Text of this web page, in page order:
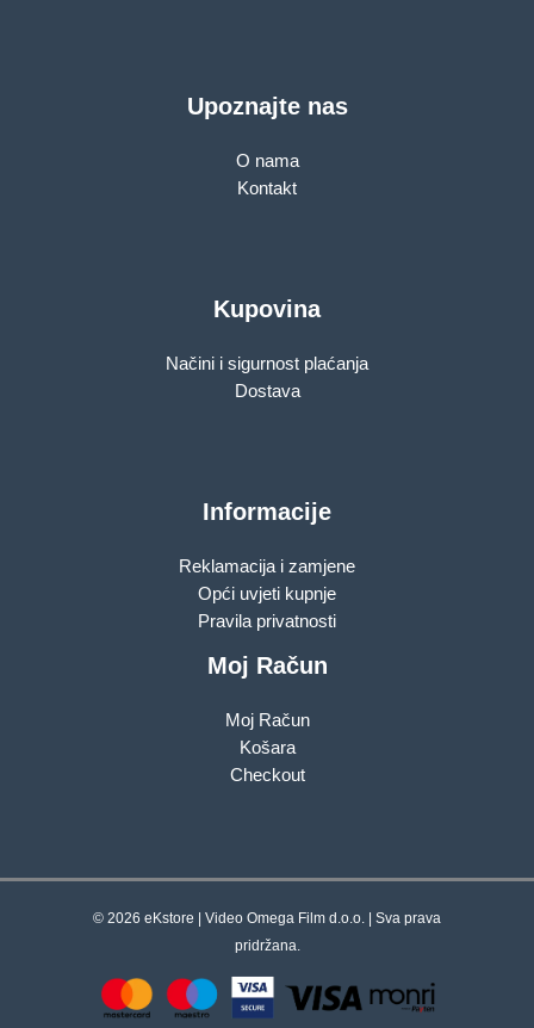
Upoznajte nas
O nama
Kontakt
Kupovina
Načini i sigurnost plaćanja
Dostava
Informacije
Reklamacija i zamjene
Opći uvjeti kupnje
Pravila privatnosti
Moj Račun
Moj Račun
Košara
Checkout
© 2026 eKstore | Video Omega Film d.o.o. | Sva prava
pridržana.